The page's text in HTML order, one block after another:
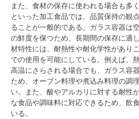
また、食材の保存に使われる場合も多
といった加工食品では、品質保持の観
ることが一般的である。ガラス容器は
の鮮度を保つため、長期間の保存に適
材特性には、耐熱性や耐化学性があり
での使用を可能にしている。例えば、
高温にさらされる場合でも、ガラス容
ため、オーブン料理や煮込み料理の調
い。また、酸やアルカリに対する耐性
な食品や調味料に対応できるため、飲
いる。